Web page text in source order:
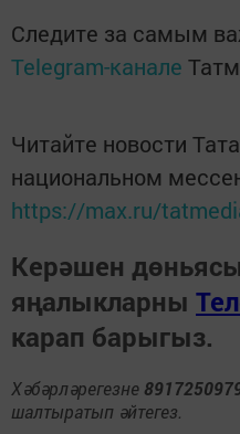
Следите за самым
Telegram-канале
Читайте новости
национальном
https://max.ru/
Керәшен
яңалыкларны
карап барыгыз.
Хәбәрләрегезне
шалтыратып әйтегез.